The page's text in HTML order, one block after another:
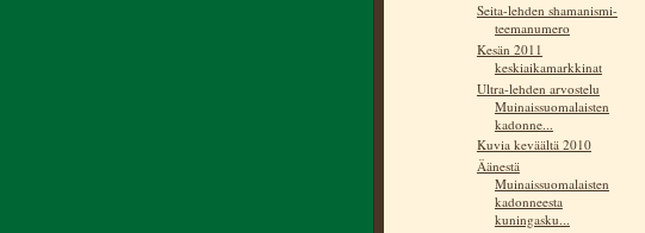
Seita-lehden shamanismi-
teemanumero
Kesän 2011
keskiaikamarkkinat
Ultra-lehden arvostelu
Muinaissuomalaisten
kadonne...
Kuvia keväältä 2010
Äänestä
Muinaissuomalaisten
kadonneesta
kuningasku...